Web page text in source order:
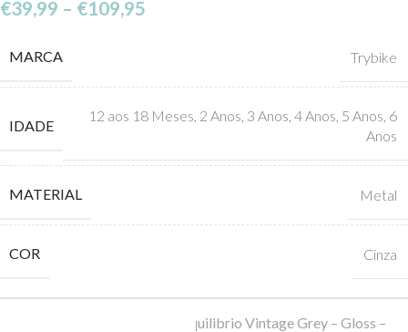
€39,99 – €109,95
MARCA Trybike
IDADE
12 aos 18 Meses, 2 Anos, 3 Anos, 4 Anos, 5 Anos, 6
Anos
MATERIAL Metal
COR Cinza
Bicicleta de Equilibrio Vintage Grey – Gloss –